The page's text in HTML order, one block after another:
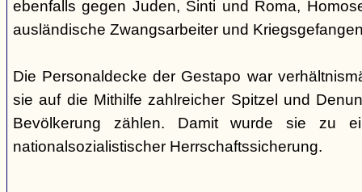
ebenfalls gegen Juden, Sinti und Roma,
ausländische Zwangsarbeiter und
Die Personaldecke der Gestapo war
sie auf die Mithilfe zahlreicher Spitzel und
Bevölkerung zählen. Damit wurde sie zu
nationalsozialistischer Herrschaftssicherung.